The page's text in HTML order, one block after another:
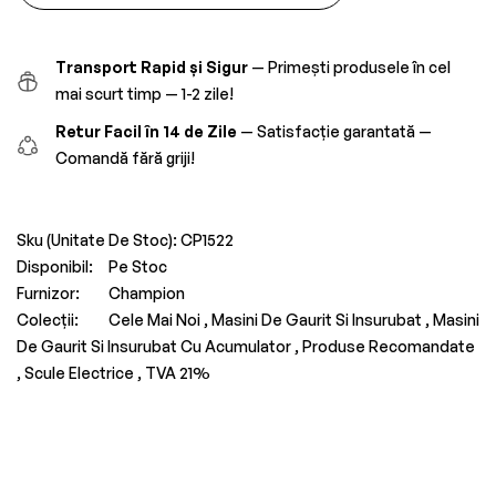
Transport Rapid și Sigur — Primești produsele în cel
mai scurt timp — 1-2 zile!
Retur Facil în 14 de Zile — Satisfacție garantată —
Comandă fără griji!
Sku (Unitate De Stoc): CP1522
Disponibil:
Pe Stoc
Furnizor:
Champion
Colecții:
Cele Mai Noi , Masini De Gaurit Si Insurubat , Masini
De Gaurit Si Insurubat Cu Acumulator , Produse Recomandate
, Scule Electrice , TVA 21%